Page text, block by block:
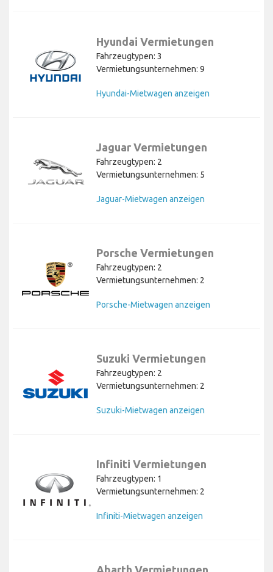
Hyundai Vermietungen
Fahrzeugtypen: 3
Vermietungsunternehmen: 9
Hyundai-Mietwagen anzeigen
Jaguar Vermietungen
Fahrzeugtypen: 2
Vermietungsunternehmen: 5
Jaguar-Mietwagen anzeigen
Porsche Vermietungen
Fahrzeugtypen: 2
Vermietungsunternehmen: 2
Porsche-Mietwagen anzeigen
Suzuki Vermietungen
Fahrzeugtypen: 2
Vermietungsunternehmen: 2
Suzuki-Mietwagen anzeigen
Infiniti Vermietungen
Fahrzeugtypen: 1
Vermietungsunternehmen: 2
Infiniti-Mietwagen anzeigen